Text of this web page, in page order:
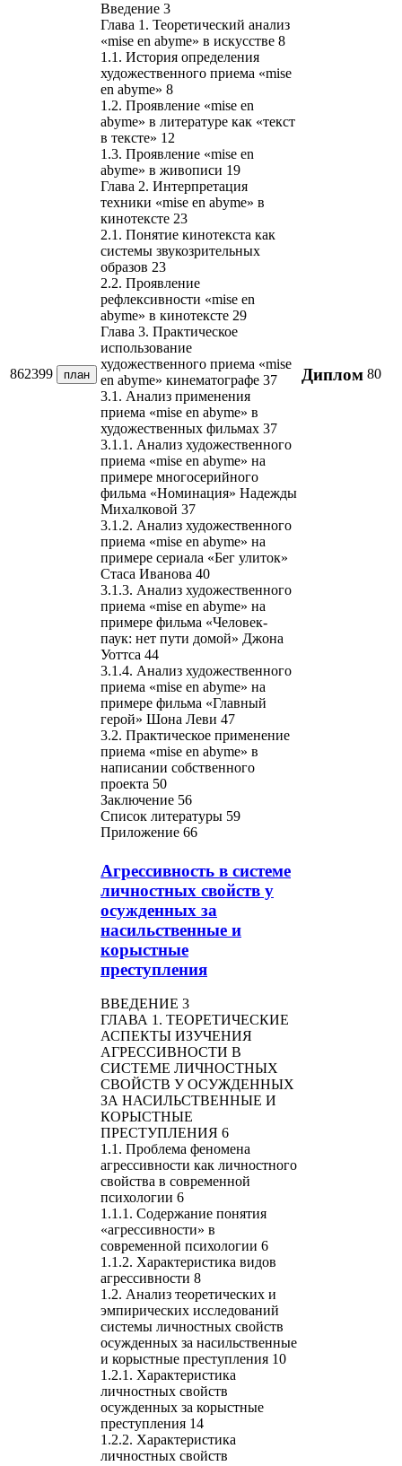
862399 план
Введение 3
Глава 1. Теоретический анализ
«mise en abyme» в искусстве 8
1.1. История определения
художественного приема «mise
en abyme» 8
1.2. Проявление «mise en
abyme» в литературе как «текст
в тексте» 12
1.3. Проявление «mise en
abyme» в живописи 19
Глава 2. Интерпретация
техники «mise en abyme» в
кинотексте 23
2.1. Понятие кинотекста как
системы звукозрительных
образов 23
2.2. Проявление
рефлексивности «mise en
abyme» в кинотексте 29
Глава 3. Практическое
использование
художественного приема «mise
en abyme» кинематографе 37
3.1. Анализ применения
приема «mise en abyme» в
художественных фильмах 37
3.1.1. Анализ художественного
приема «mise en abyme» на
примере многосерийного
фильма «Номинация» Надежды
Михалковой 37
3.1.2. Анализ художественного
приема «mise en abyme» на
примере сериала «Бег улиток»
Стаса Иванова 40
3.1.3. Анализ художественного
приема «mise en abyme» на
примере фильма «Человек-
паук: нет пути домой» Джона
Уоттса 44
3.1.4. Анализ художественного
приема «mise en abyme» на
примере фильма «Главный
герой» Шона Леви 47
3.2. Практическое применение
приема «mise en abyme» в
написании собственного
проекта 50
Заключение 56
Список литературы 59
Приложение 66
Диплом 80
Агрессивность в системе
личностных свойств у
осужденных за
насильственные и
корыстные
преступления
ВВЕДЕНИЕ 3
ГЛАВА 1. ТЕОРЕТИЧЕСКИЕ
АСПЕКТЫ ИЗУЧЕНИЯ
АГРЕССИВНОСТИ В
СИСТЕМЕ ЛИЧНОСТНЫХ
СВОЙСТВ У ОСУЖДЕННЫХ
ЗА НАСИЛЬСТВЕННЫЕ И
КОРЫСТНЫЕ
ПРЕСТУПЛЕНИЯ 6
1.1. Проблема феномена
агрессивности как личностного
свойства в современной
психологии 6
1.1.1. Содержание понятия
«агрессивности» в
современной психологии 6
1.1.2. Характеристика видов
агрессивности 8
1.2. Анализ теоретических и
эмпирических исследований
системы личностных свойств
осужденных за насильственные
и корыстные преступления 10
1.2.1. Характеристика
личностных свойств
осужденных за корыстные
преступления 14
1.2.2. Характеристика
личностных свойств